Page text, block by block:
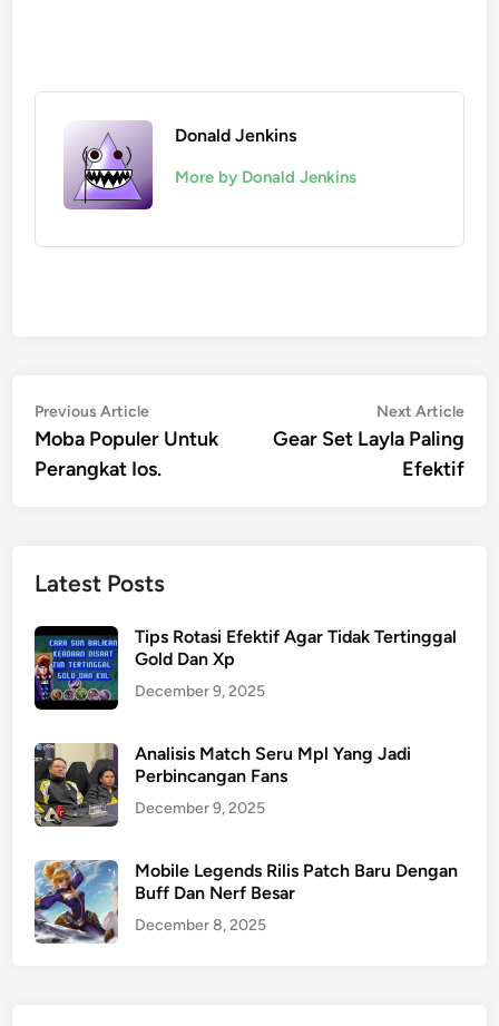
Donald Jenkins
More by Donald Jenkins
Post
navigation
Previous ArticlePrevious
article:
Moba Populer Untuk
Perangkat Ios.
Next Article
Gear Set Layla Paling
Efektif
Latest Posts
Tips Rotasi Efektif Agar Tidak Tertinggal
Gold Dan Xp
December 9, 2025
Analisis Match Seru Mpl Yang Jadi
Perbincangan Fans
December 9, 2025
Mobile Legends Rilis Patch Baru Dengan
Buff Dan Nerf Besar
December 8, 2025